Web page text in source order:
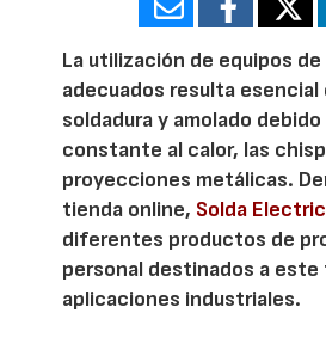
La utilización de equipos
adecuados resulta esencial
soldadura y amolado
constante al calor, las
proyecciones metálicas.
tienda online, Solda Electric
diferentes productos de
personal destinados a este
aplicaciones industriales.